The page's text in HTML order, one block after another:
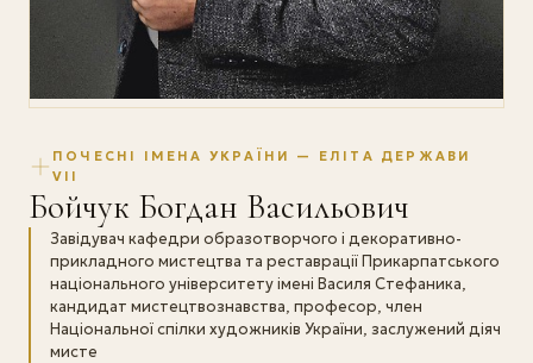
ПОЧЕСНІ ІМЕНА УКРАЇНИ — ЕЛІТА ДЕРЖАВИ
VII
Бойчук Богдан Васильович
Завідувач кафедри образотворчого і декоративно-
прикладного мистецтва та реставрації Прикарпатського
національного університету імені Василя Стефаника,
кандидат мистецтвознавства, професор, член
Національної спілки художників України, заслужений діяч
мисте